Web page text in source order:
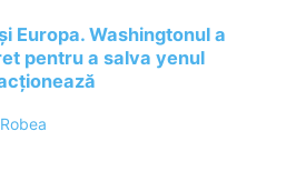
Europa. Washingtonul a
pentru a salva yenul